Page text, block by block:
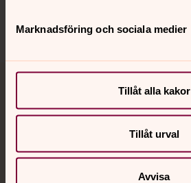
Marknadsföring och sociala medier
Tillåt alla kakor
Tillåt urval
Avvisa
Jourhavande präst
med en präst på kvällar och nätter.